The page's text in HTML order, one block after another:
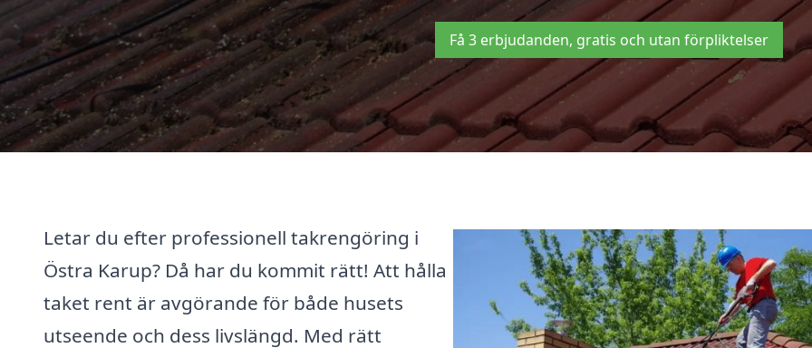
Få 3 erbjudanden, gratis och utan förpliktelser
Letar du efter professionell takrengöring i
Östra Karup? Då har du kommit rätt! Att hålla
taket rent är avgörande för både husets
utseende och dess livslängd. Med rätt